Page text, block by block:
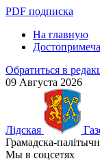
PDF подписка
На главную
Обратиться в
09 Августа 2026
Лiдская
Грамадска-
Мы в соцсетях